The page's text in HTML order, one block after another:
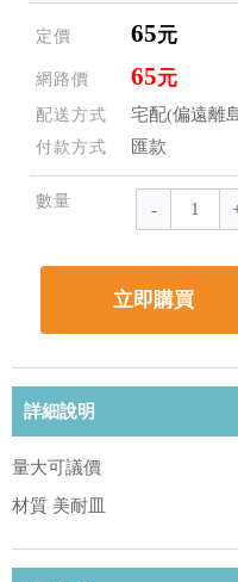
定價 65元
網路價 65元
配送方式 宅配(偏遠離
付款方式 匯款
數量
立即購買
詳細說明
量大可議價
材質 美耐皿